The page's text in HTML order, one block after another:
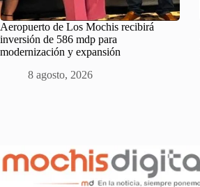
Aeropuerto de Los Mochis recibirá
inversión de 586 mdp para
modernización y expansión
8 agosto, 2026